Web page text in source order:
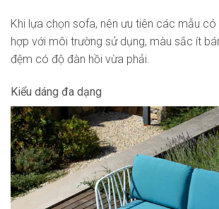
Khi lựa chọn sofa, nên ưu tiên các mẫu
hợp với môi trường sử dụng, màu sắc ít
đệm có độ đàn hồi vừa phải.
Kiểu dáng đa dạng